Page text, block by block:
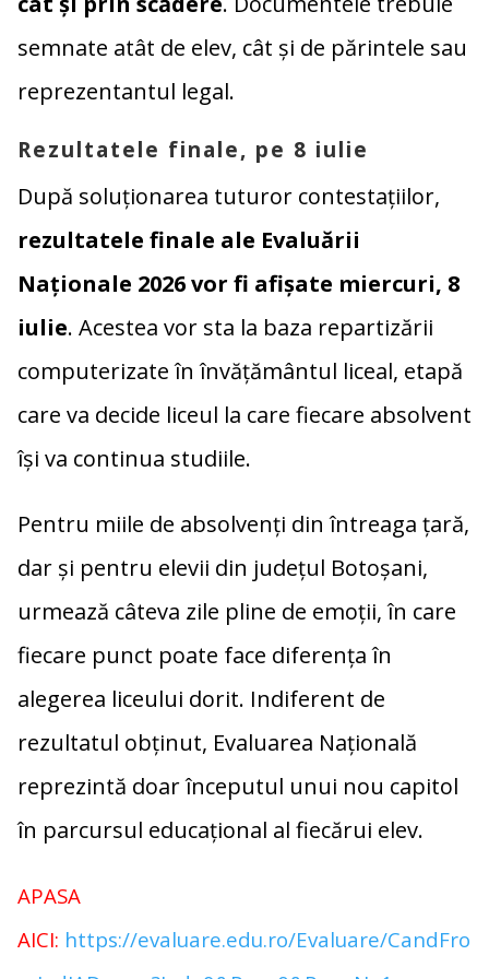
semnate atât de elev, cât și de părintele sau
reprezentantul legal.
Rezultatele finale, pe 8 iulie
După soluționarea tuturor contestațiilor,
rezultatele finale ale Evaluării
Naționale 2026 vor fi afișate miercuri, 8
iulie. Acestea vor sta la baza repartizării
computerizate în învățământul liceal, etapă
care va decide liceul la care fiecare absolvent
își va continua studiile.
Pentru miile de absolvenți din întreaga țară,
dar și pentru elevii din județul Botoșani,
urmează câteva zile pline de emoții, în care
fiecare punct poate face diferența în
alegerea liceului dorit. Indiferent de
rezultatul obținut, Evaluarea Națională
reprezintă doar începutul unui nou capitol
în parcursul educațional al fiecărui elev.
APASA
AICI: https://evaluare.edu.ro/Evaluare/CandFro